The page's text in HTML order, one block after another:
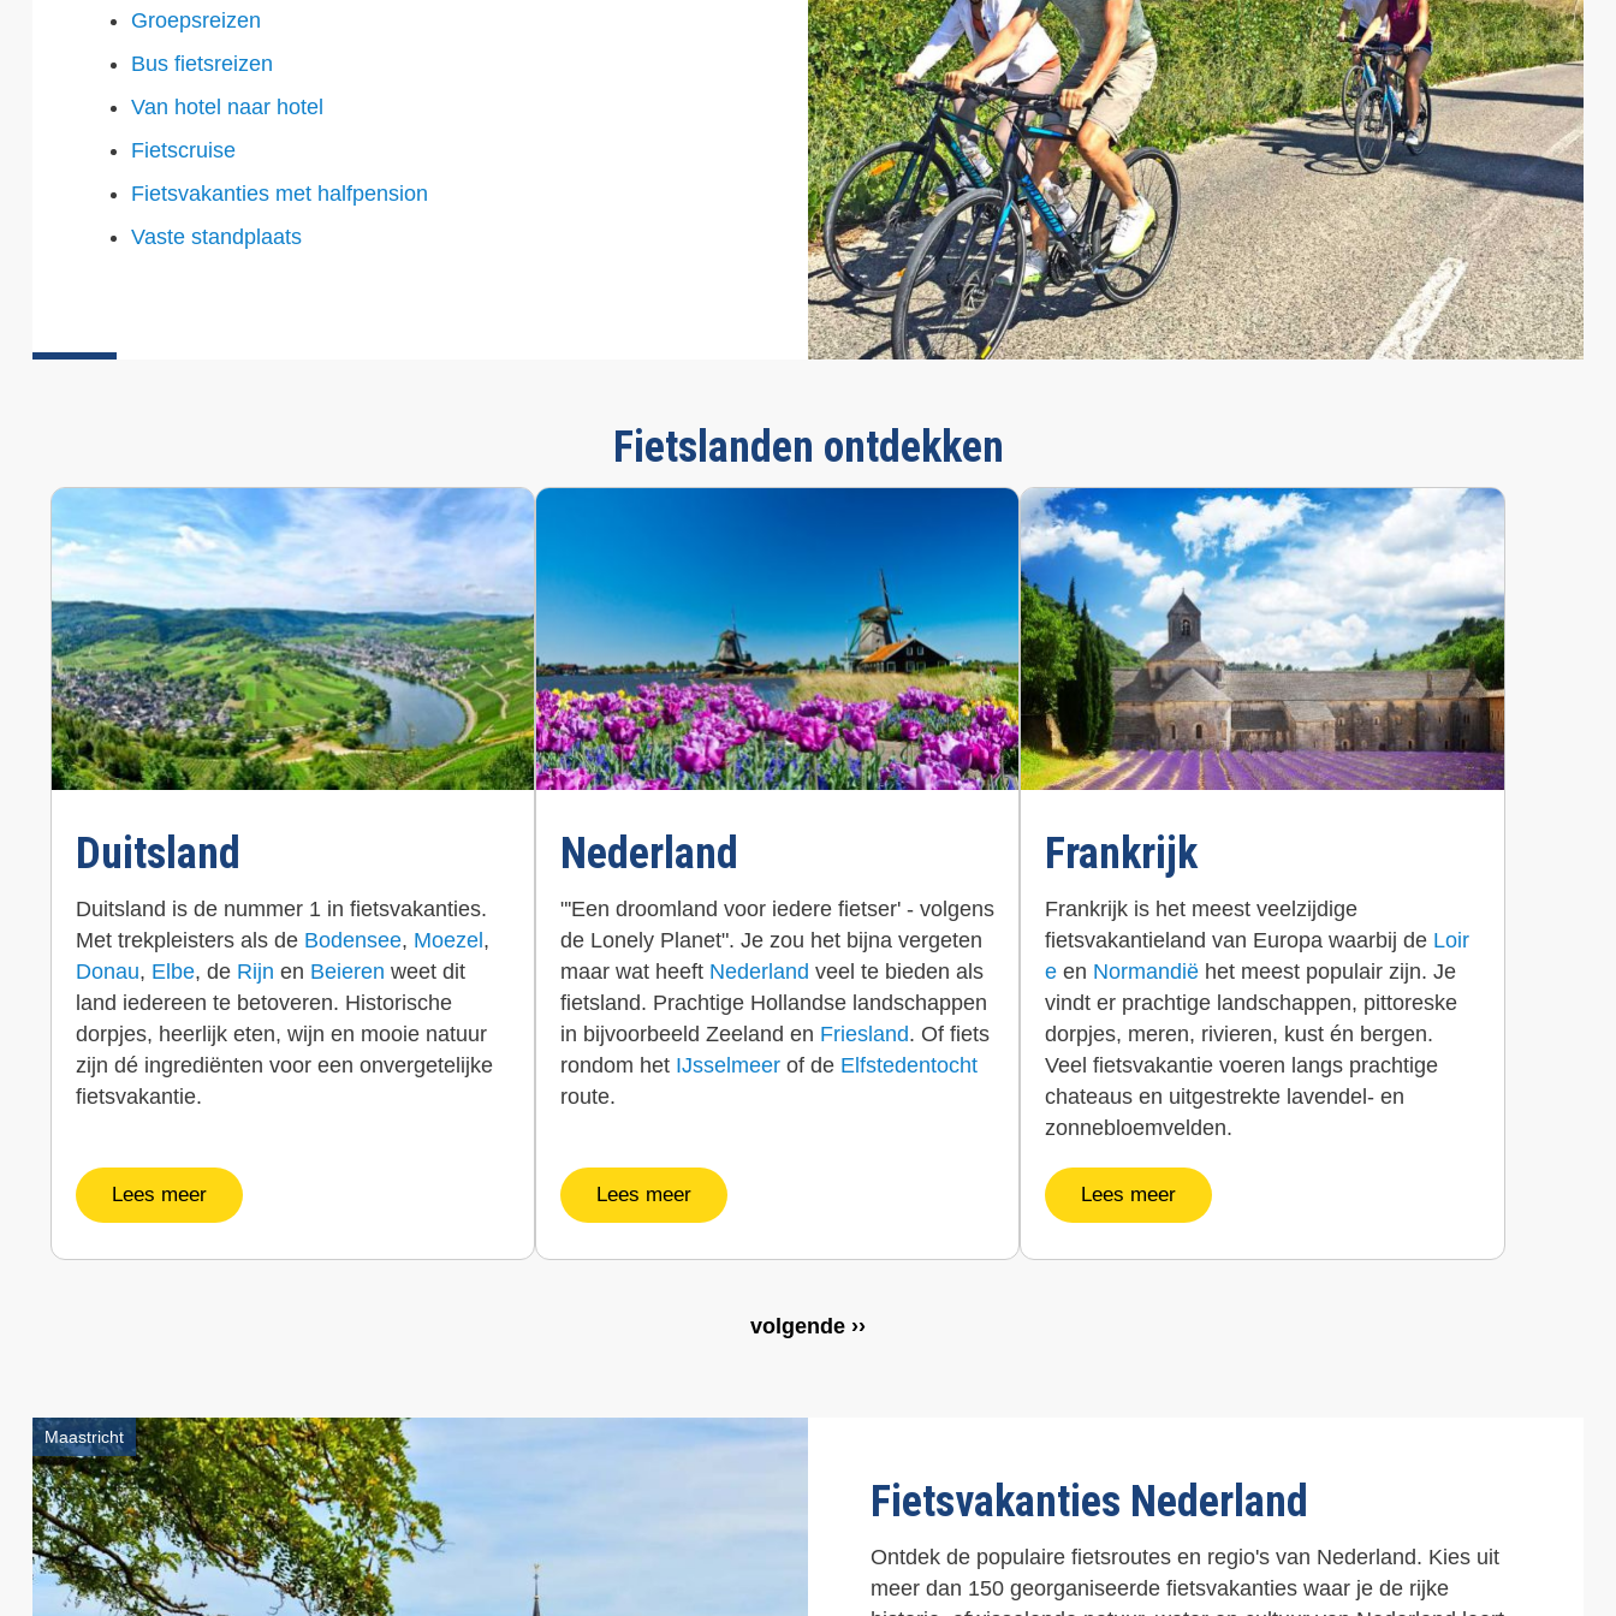
Groepsreizen
Bus fietsreizen
Van hotel naar hotel
Fietscruise
Fietsvakanties met halfpension
Vaste standplaats
Fietslanden ontdekken
Duitsland
Duitsland is de nummer 1 in fietsvakanties.
Met trekpleisters als de Bodensee, Moezel ,
Donau, Elbe, de Rijn en Beieren weet dit
land iedereen te betoveren. Historische
dorpjes, heerlijk eten, wijn en mooie natuur
zijn dé ingrediënten voor een onvergetelijke
fietsvakantie.
Lees meer
Nederland
"'Een droomland voor iedere fietser' - volgens
de Lonely Planet". Je zou het bijna vergeten
maar wat heeft Nederlandveel te bieden als
fietsland. Prachtige Hollandse landschappen
in bijvoorbeeld Zeeland en Friesland. Of fiets
rondom het IJsselmeer of de Elfstedentocht
route.
Lees meer
Frankrijk
Frankrijk is het meest veelzijdige
fietsvakantieland van Europa waarbij de Loir
e en Normandië het meest populair zijn. Je
vindt er prachtige landschappen, pittoreske
dorpjes, meren, rivieren, kust én bergen.
Veel fietsvakantie voeren langs prachtige
chateaus en uitgestrekte lavendel- en
zonnebloemvelden.
Lees meer
V
e
volgende ››
Fietsvakanties Nederland
Ontdek de populaire fietsroutes en regio's van Nederland. Kies uit
meer dan 150 georganiseerde fietsvakanties waar je de rijke
Maastricht